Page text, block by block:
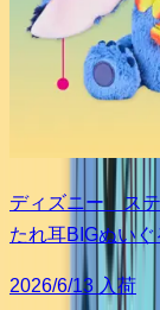
ディズニー ス
たれ耳BIGぬいぐ
2026/6/13 入荷